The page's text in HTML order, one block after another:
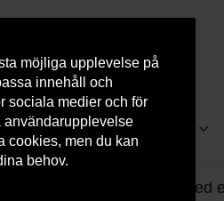
möjliga upplevelse på
innehåll och
sociala medier och för
användarupplevelse
cookies, men du kan
behov.
Kontakta oss Kundservice
Hitta det du letar efter med